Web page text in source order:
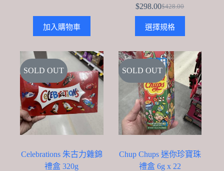
$560.00.
$338.00.
加入購物車
$428.00
Original
was:
$428.00.
$298.00Current
is:
$298.00.
選擇規格
product
has
variants.
The
options
may
be
chosen
on
the
product
page
SOLD OUT
Celebrations 朱古力雜錦
禮盒 320g
SOLD OUT
Chup Chups 迷你珍寶珠
禮盒 6g x 22